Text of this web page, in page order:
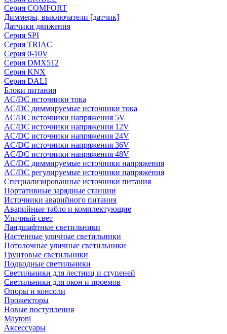
Серия COMFORT
Диммеры, выключатели [датчик]
Датчики движения
Серия SPI
Серия TRIAC
Серия 0-10V
Серия DMX512
Серия KNX
Серия DALI
Блоки питания
AC/DC источники тока
AC/DC диммируемые источники тока
AC/DC источники напряжения 5V
AC/DC источники напряжения 12V
AC/DC источники напряжения 24V
AC/DC источники напряжения 36V
AC/DC источники напряжения 48V
AC/DC диммируемые источники напряжения
AC/DC регулируемые источники напряжения
Специализированные источники питания
Портативные зарядные станции
Источники аварийного питания
Аварийные табло и комплектующие
Уличный свет
Ландшафтные светильники
Настенные уличные светильники
Потолочные уличные светильники
Грунтовые светильники
Подводные светильники
Светильники для лестниц и ступеней
Светильники для окон и проемов
Опоры и консоли
Прожекторы
Новые поступления
Maytoni
Аксессуары